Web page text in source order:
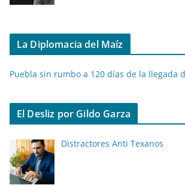
La Diplomacia del Maíz
Puebla sin rumbo a 120 días de la llegada
El Desliz por Gildo Garza
Distractores Anti Texanos